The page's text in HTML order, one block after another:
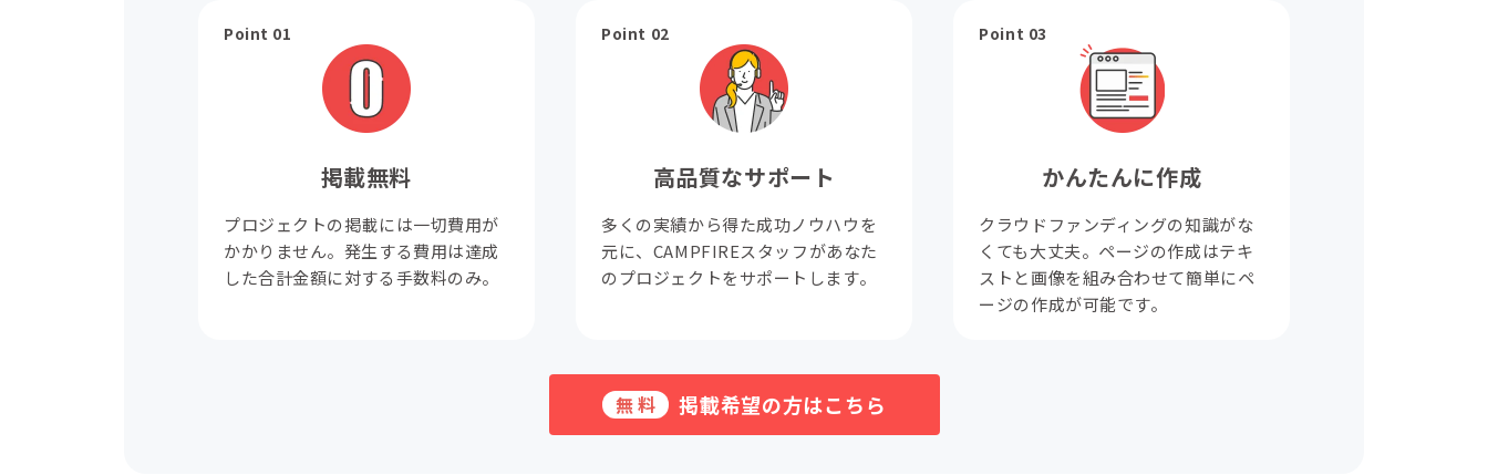
Point 01
掲載無料
プロジェクトの掲載には一切費用が
かかりません。発生する費用は達成
した合計金額に対する手数料のみ。
Point 02
高品質なサポート
多くの実績から得た成功ノウハウを
元に、CAMPFIREスタッフがあなた
のプロジェクトをサポートします。
Point 03
かんたんに作成
クラウドファンディングの知識がな
くても大丈夫。ページの作成はテキ
ストと画像を組み合わせて簡単にペ
ージの作成が可能です。
無料 掲載希望の方はこちら